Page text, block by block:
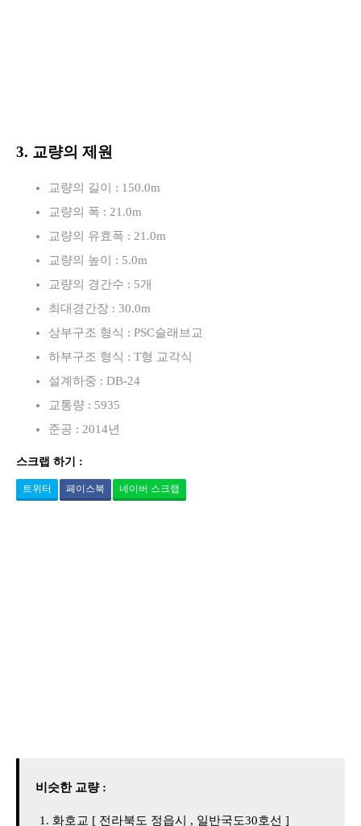
3. 교량의 제원
교량의 길이 : 150.0m
교량의 폭 : 21.0m
교량의 유효폭 : 21.0m
교량의 높이 : 5.0m
교량의 경간수 : 5개
최대경간장 : 30.0m
상부구조 형식 : PSC슬래브교
하부구조 형식 : T형 교각식
설계하중 : DB-24
교통량 : 5935
준공 : 2014년
스크랩 하기 :
트위터 페이스북 네이버 스크랩
비슷한 교량 :
화호교 [ 전라북도 정읍시 , 일반국도30호선 ]